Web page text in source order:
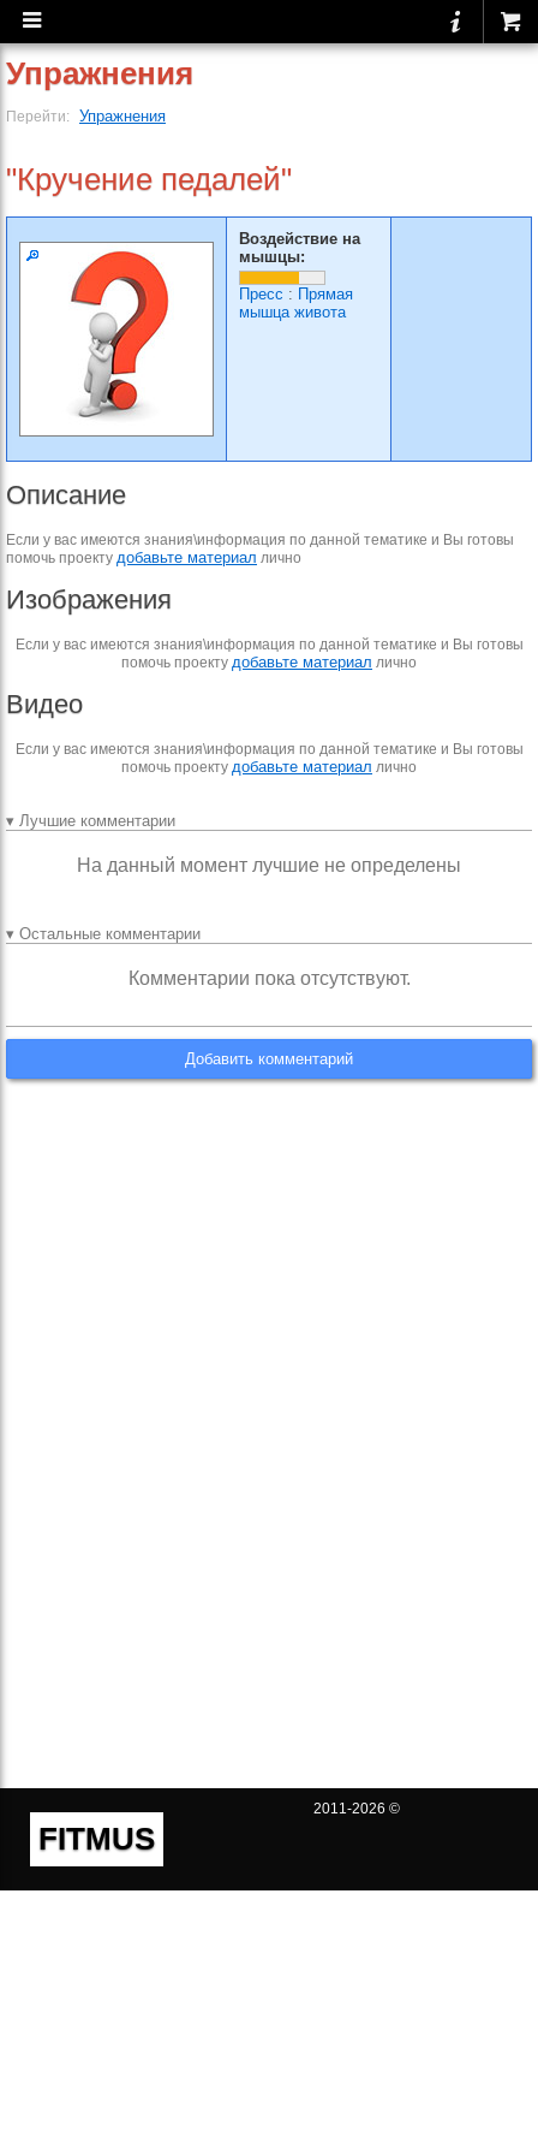
Упражнения
Перейти: Упражнения
"Кручение педалей"
Воздействие на
мышцы:
Пресс : Прямая
мышца живота
Описание
Если у вас имеются знания\информация по данной тематике и Вы готовы
помочь проекту добавьте материал лично
Изображения
Если у вас имеются знания\информация по данной тематике и Вы готовы
помочь проекту добавьте материал лично
Видео
Если у вас имеются знания\информация по данной тематике и Вы готовы
помочь проекту добавьте материал лично
▾ Лучшие комментарии
На данный момент лучшие не определены
▾ Остальные комментарии
Комментарии пока отсутствуют.
Добавить комментарий
FITMUS
2011-2026 ©